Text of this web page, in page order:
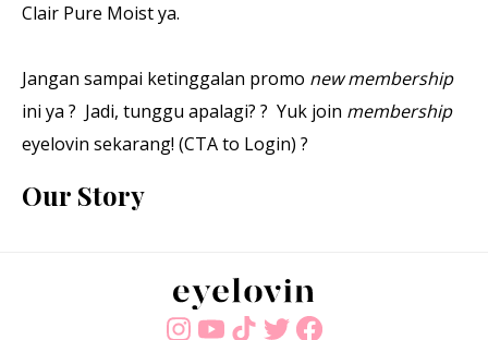
Clair Pure Moist ya.
Jangan sampai ketinggalan promo new membership
ini ya ? Jadi, tunggu apalagi? ? Yuk join membership
eyelovin sekarang! (CTA to Login) ?
Our Story